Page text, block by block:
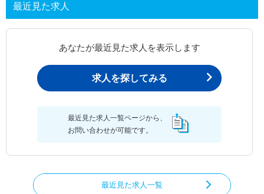
最近見た求人
あなたが最近見た求人を表示します
求人を探してみる
最近見た求人一覧ページから、
お問い合わせが可能です。
最近見た求人一覧